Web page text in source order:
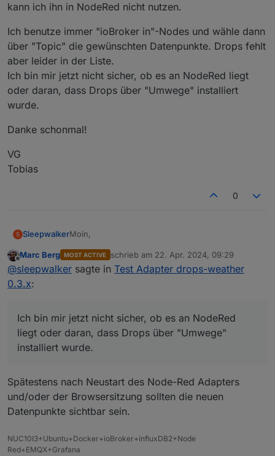
kann ich ihn in NodeRed nicht nutzen.
Ich benutze immer "ioBroker in"-Nodes und wähle dann
über "Topic" die gewünschten Datenpunkte. Drops fehlt
aber leider in der Liste.
Ich bin mir jetzt nicht sicher, ob es an NodeRed liegt
oder daran, dass Drops über "Umwege" installiert
wurde.
Danke schonmal!
VG
Tobias
0
S SleepwalkerMoin,
erstmal vielen Dank für diesen Adapter. Würde ihn
gerne testen, aber nach der Installation via git-
Ich bin mir jetzt nicht sicher, ob es an NodeRed
liegt oder daran, dass Drops über "Umwege"
installiert wurde.
VG
Tobias
Offline
Marc Berg MOST ACTIVE schrieb am 22. Apr. 2024, 09:29
zuletzt editiert von
@sleepwalker sagte in Test Adapter drops-weather
0.3.x:
Ich bin mir jetzt nicht sicher, ob es an NodeRed
liegt oder daran, dass Drops über "Umwege"
installiert wurde.
Spätestens nach Neustart des Node-Red Adapters
und/oder der Browsersitzung sollten die neuen
Datenpunkte sichtbar sein.
NUC10I3+Ubuntu+Docker+ioBroker+influxDB2+Node
Red+EMQX+Grafana